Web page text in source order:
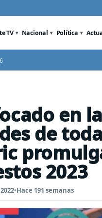
TV Nacional Política
en
de
2023
•Hace 191 semanas